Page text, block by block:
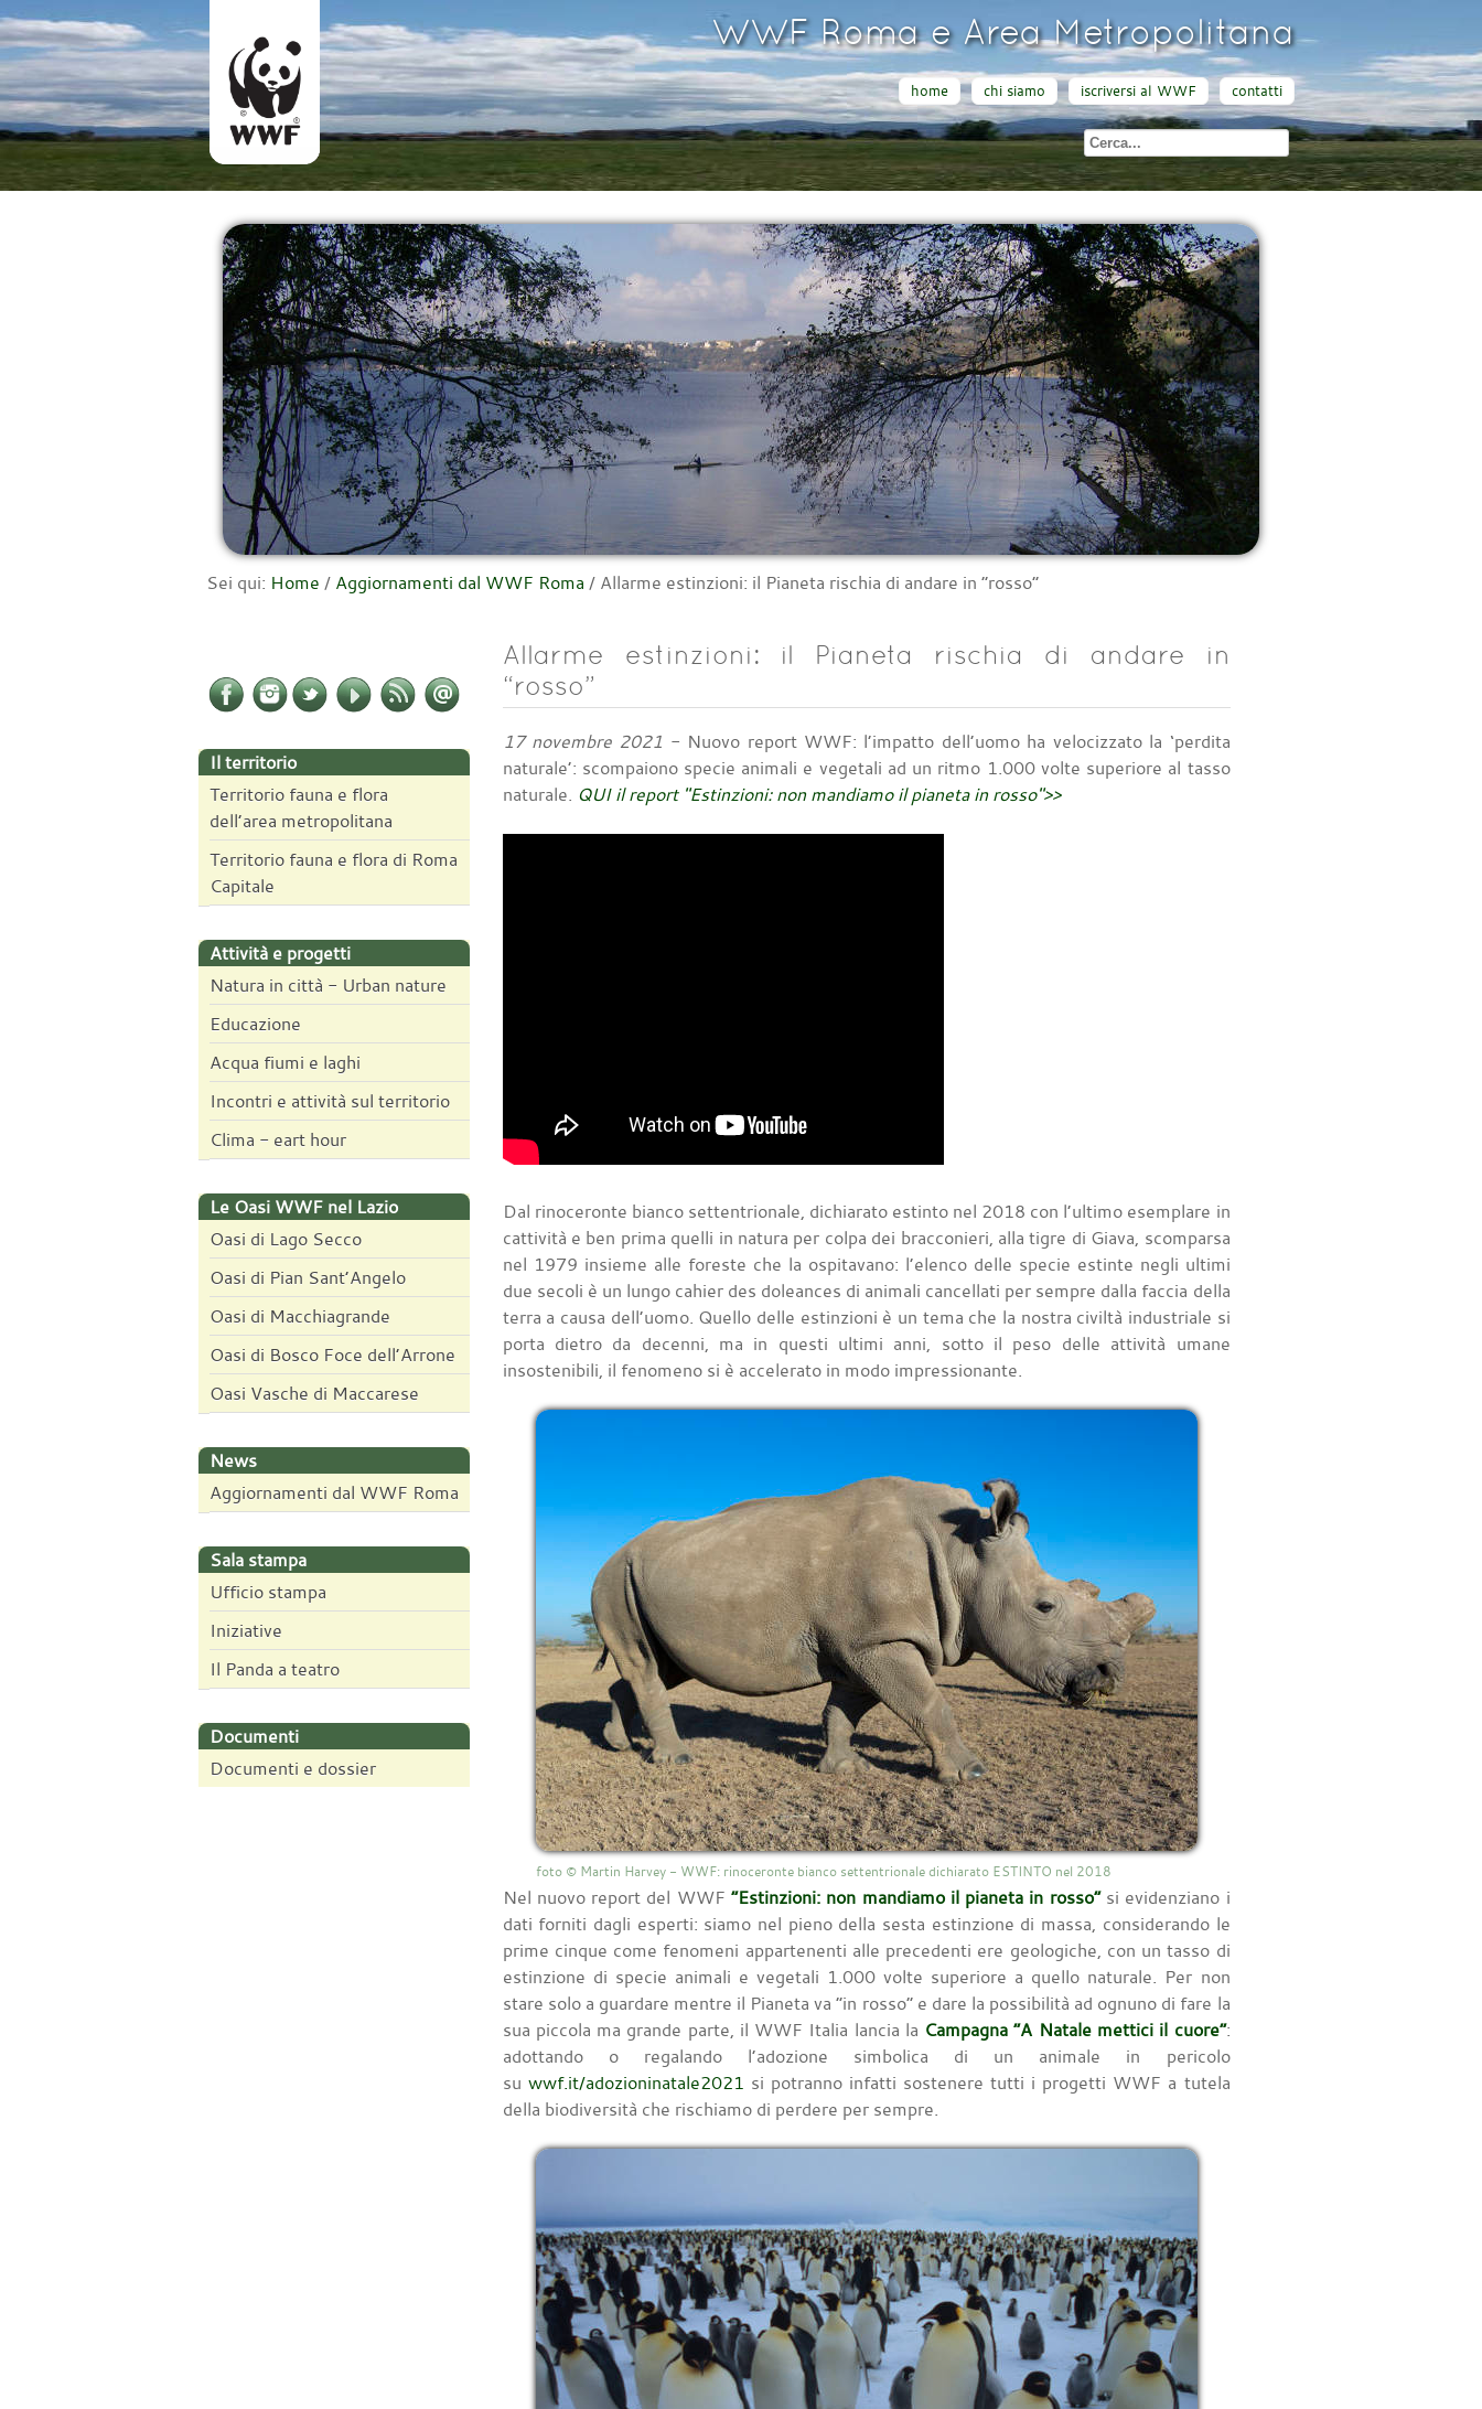
WWF Roma e Area Metropolitana
home chi siamo iscriversi al WWF contatti
Sei qui: Home / Aggiornamenti dal WWF Roma / Allarme estinzioni: il Pianeta rischia di andare in “rosso”
Il territorio
Territorio fauna e flora
dell’area metropolitana
Territorio fauna e flora di Roma
Capitale
Attività e progetti
Natura in città - Urban nature
Educazione
Acqua fiumi e laghi
Incontri e attività sul territorio
Clima - eart hour
Le Oasi WWF nel Lazio
Oasi di Lago Secco
Oasi di Pian Sant’Angelo
Oasi di Macchiagrande
Oasi di Bosco Foce dell’Arrone
Oasi Vasche di Maccarese
News
Aggiornamenti dal WWF Roma
Sala stampa
Ufficio stampa
Iniziative
Il Panda a teatro
Documenti
Documenti e dossier
Allarme estinzioni: il Pianeta rischia di andare in
“rosso”
17 novembre 2021 - Nuovo report WWF: l’impatto dell’uomo ha velocizzato la ‘perdita
naturale’: scompaiono specie animali e vegetali ad un ritmo 1.000 volte superiore al tasso
naturale. QUI il report "Estinzioni: non mandiamo il pianeta in rosso">>
Dal rinoceronte bianco settentrionale, dichiarato estinto nel 2018 con l’ultimo esemplare in
cattività e ben prima quelli in natura per colpa dei bracconieri, alla tigre di Giava, scomparsa
nel 1979 insieme alle foreste che la ospitavano: l’elenco delle specie estinte negli ultimi
due secoli è un lungo cahier des doleances di animali cancellati per sempre dalla faccia della
terra a causa dell’uomo. Quello delle estinzioni è un tema che la nostra civiltà industriale si
porta dietro da decenni, ma in questi ultimi anni, sotto il peso delle attività umane
insostenibili, il fenomeno si è accelerato in modo impressionante.
foto © Martin Harvey - WWF: rinoceronte bianco settentrionale dichiarato ESTINTO nel 2018
Nel nuovo report del WWF “Estinzioni: non mandiamo il pianeta in rosso”si evidenziano i
dati forniti dagli esperti: siamo nel pieno della sesta estinzione di massa, considerando le
prime cinque come fenomeni appartenenti alle precedenti ere geologiche, con un tasso di
estinzione di specie animali e vegetali 1.000 volte superiore a quello naturale. Per non
stare solo a guardare mentre il Pianeta va “in rosso” e dare la possibilità ad ognuno di fare la
sua piccola ma grande parte, il WWF Italia lancia la Campagna “A Natale mettici il cuore”:
adottando o regalando l’adozione simbolica di un animale in pericolo
su wwf.it/adozioninatale2021 si potranno infatti sostenere tutti i progetti WWF a tutela
della biodiversità che rischiamo di perdere per sempre.